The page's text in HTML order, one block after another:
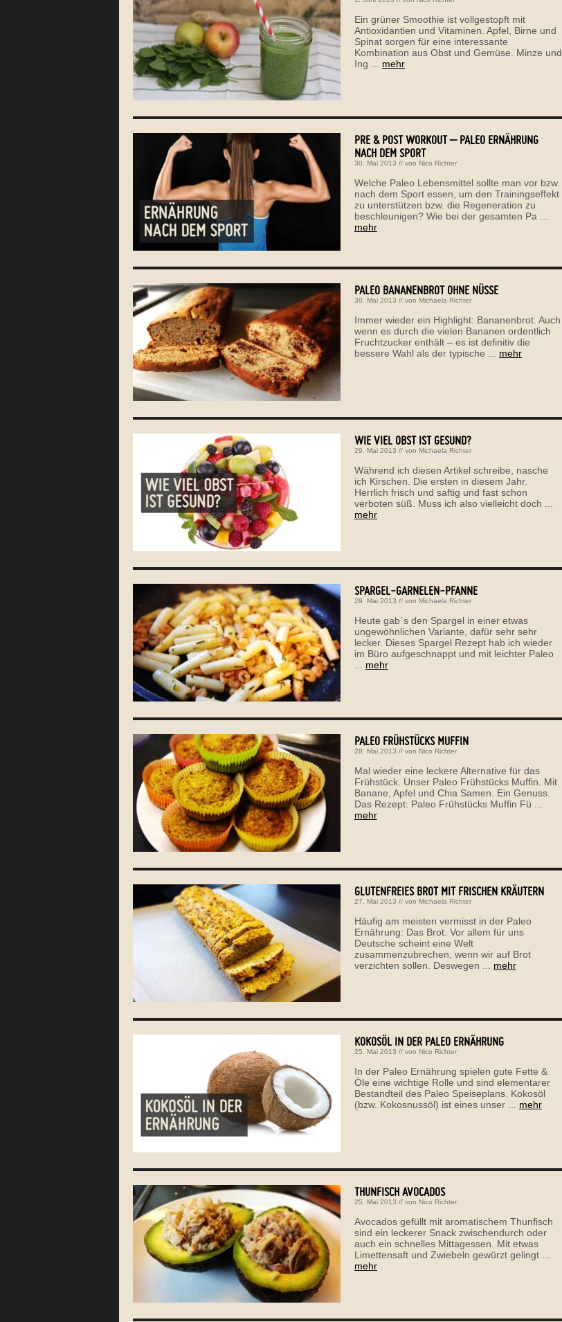
Ein grüner Smoothie ist vollgestopft mit
Antioxidantien und Vitaminen. Apfel, Birne und
Spinat sorgen für eine interessante
Kombination aus Obst und Gemüse. Minze und
Ing ... mehr
PRE & POST WORKOUT – PALEO ERNÄHRUNG
NACH DEM SPORT
30. Mai 2013 // von Nico Richter
Welche Paleo Lebensmittel sollte man vor bzw.
nach dem Sport essen, um den Trainingseffekt
zu unterstützen bzw. die Regeneration zu
beschleunigen? Wie bei der gesamten Pa ...
mehr
PALEO BANANENBROT OHNE NÜSSE
30. Mai 2013 // von Michaela Richter
Immer wieder ein Highlight: Bananenbrot. Auch
wenn es durch die vielen Bananen ordentlich
Fruchtzucker enthält – es ist definitiv die
bessere Wahl als der typische ... mehr
WIE VIEL OBST IST GESUND?
29. Mai 2013 // von Michaela Richter
Während ich diesen Artikel schreibe, nasche
ich Kirschen. Die ersten in diesem Jahr.
Herrlich frisch und saftig und fast schon
verboten süß. Muss ich also vielleicht doch ...
mehr
SPARGEL-GARNELEN-PFANNE
29. Mai 2013 // von Michaela Richter
Heute gab´s den Spargel in einer etwas
ungewöhnlichen Variante, dafür sehr sehr
lecker. Dieses Spargel Rezept hab ich wieder
im Büro aufgeschnappt und mit leichter Paleo
mehr
PALEO FRÜHSTÜCKS MUFFIN
28. Mai 2013 // von Nico Richter
Mal wieder eine leckere Alternative für das
Frühstück. Unser Paleo Frühstücks Muffin. Mit
Banane, Apfel und Chia Samen. Ein Genuss.
Das Rezept: Paleo Frühstücks Muffin Fü ...
mehr
GLUTENFREIES BROT MIT FRISCHEN KRÄUTERN
27. Mai 2013 // von Michaela Richter
Häufig am meisten vermisst in der Paleo
Ernährung: Das Brot. Vor allem für uns
Deutsche scheint eine Welt
zusammenzubrechen, wenn wir auf Brot
verzichten sollen. Deswegen ... mehr
KOKOSÖL IN DER PALEO ERNÄHRUNG
25. Mai 2013 // von Nico Richter
In der Paleo Ernährung spielen gute Fette &
Öle eine wichtige Rolle und sind elementarer
Bestandteil des Paleo Speiseplans. Kokosöl
(bzw. Kokosnussöl) ist eines unser ... mehr
THUNFISCH AVOCADOS
25. Mai 2013 // von Nico Richter
Avocados gefüllt mit aromatischem Thunfisch
sind ein leckerer Snack zwischendurch oder
auch ein schnelles Mittagessen. Mit etwas
Limettensaft und Zwiebeln gewürzt gelingt ...
mehr